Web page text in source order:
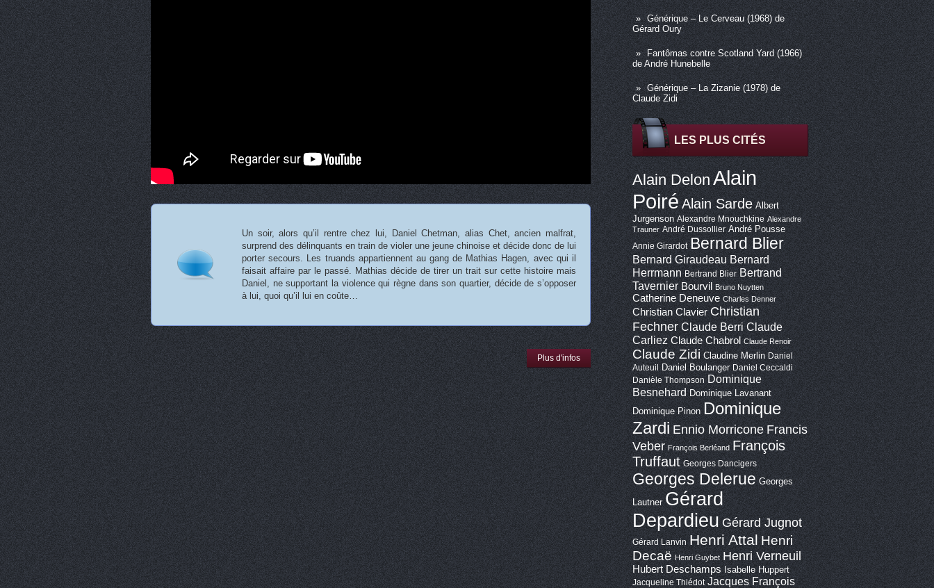
Générique – Le Cerveau (1968) de
Gérard Oury
Fantômas contre Scotland Yard (1966)
de André Hunebelle
Générique – La Zizanie (1978) de
Claude Zidi
LES PLUS CITÉS
Alain DelonAlain
Poiré Alain Sarde Albert
Jurgenson Alexandre Mnouchkine Alexandre
Trauner André Dussollier André Pousse
Annie Girardot Bernard Blier
Bernard Giraudeau Bernard
Herrmann Bertrand Blier Bertrand
Tavernier Bourvil Bruno Nuytten
Catherine Deneuve Charles Denner
Christian Clavier Christian
Fechner Claude Berri Claude
Carliez Claude Chabrol Claude Renoir
Claude Zidi Claudine Merlin Daniel
Auteuil
Daniel Boulanger Daniel Ceccaldi
Danièle Thompson Dominique
Besnehard Dominique Lavanant
Dominique Pinon Dominique
Zardi Ennio Morricone Francis
Veber François Berléand François
Truffaut Georges Dancigers
Georges Delerue Georges
Lautner Gérard
Depardieu Gérard Jugnot
Gérard Lanvin Henri Attal Henri
Decaë Henri Guybet Henri Verneuil
Hubert Deschamps Isabelle Huppert
Jacqueline Thiédot Jacques François
Un soir, alors qu’il rentre chez lui, Daniel Chetman, alias Chet, ancien malfrat,
surprend des délinquants en train de violer une jeune chinoise et décide donc de lui
porter secours. Les truands appartiennent au gang de Mathias Hagen, avec qui il
faisait affaire par le passé. Mathias décide de tirer un trait sur cette histoire mais
Daniel, ne supportant la violence qui règne dans son quartier, décide de s’opposer
à lui, quoi qu’il lui en coûte…
Plus d'infos